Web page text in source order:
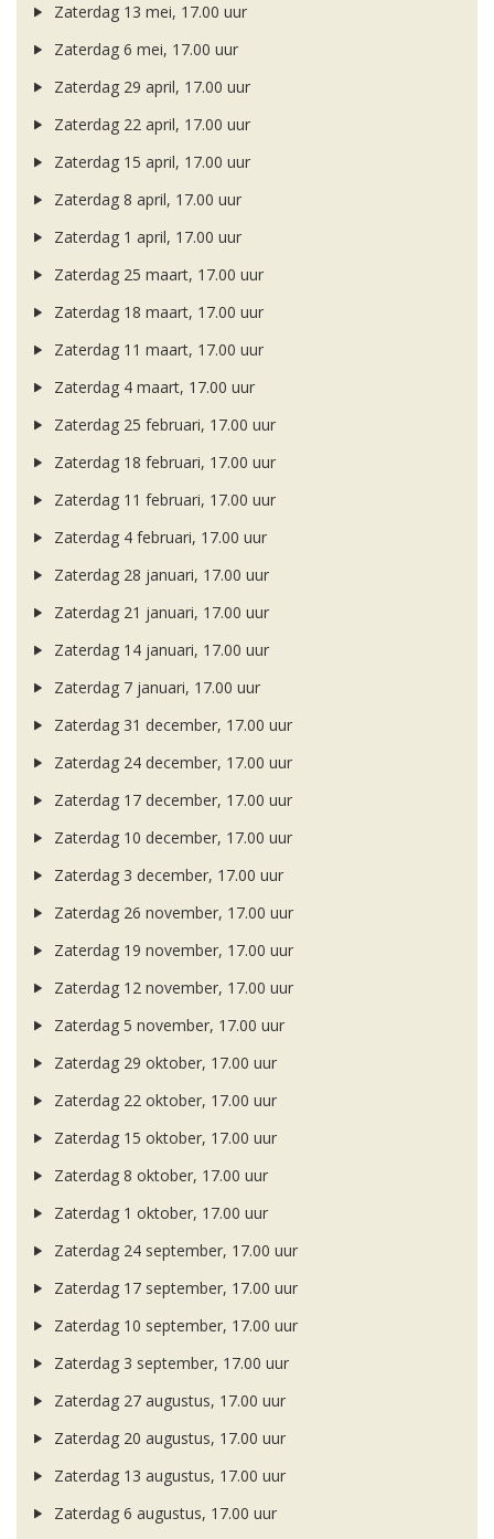
Zaterdag 13 mei, 17.00 uur
Zaterdag 6 mei, 17.00 uur
Zaterdag 29 april, 17.00 uur
Zaterdag 22 april, 17.00 uur
Zaterdag 15 april, 17.00 uur
Zaterdag 8 april, 17.00 uur
Zaterdag 1 april, 17.00 uur
Zaterdag 25 maart, 17.00 uur
Zaterdag 18 maart, 17.00 uur
Zaterdag 11 maart, 17.00 uur
Zaterdag 4 maart, 17.00 uur
Zaterdag 25 februari, 17.00 uur
Zaterdag 18 februari, 17.00 uur
Zaterdag 11 februari, 17.00 uur
Zaterdag 4 februari, 17.00 uur
Zaterdag 28 januari, 17.00 uur
Zaterdag 21 januari, 17.00 uur
Zaterdag 14 januari, 17.00 uur
Zaterdag 7 januari, 17.00 uur
Zaterdag 31 december, 17.00 uur
Zaterdag 24 december, 17.00 uur
Zaterdag 17 december, 17.00 uur
Zaterdag 10 december, 17.00 uur
Zaterdag 3 december, 17.00 uur
Zaterdag 26 november, 17.00 uur
Zaterdag 19 november, 17.00 uur
Zaterdag 12 november, 17.00 uur
Zaterdag 5 november, 17.00 uur
Zaterdag 29 oktober, 17.00 uur
Zaterdag 22 oktober, 17.00 uur
Zaterdag 15 oktober, 17.00 uur
Zaterdag 8 oktober, 17.00 uur
Zaterdag 1 oktober, 17.00 uur
Zaterdag 24 september, 17.00 uur
Zaterdag 17 september, 17.00 uur
Zaterdag 10 september, 17.00 uur
Zaterdag 3 september, 17.00 uur
Zaterdag 27 augustus, 17.00 uur
Zaterdag 20 augustus, 17.00 uur
Zaterdag 13 augustus, 17.00 uur
Zaterdag 6 augustus, 17.00 uur